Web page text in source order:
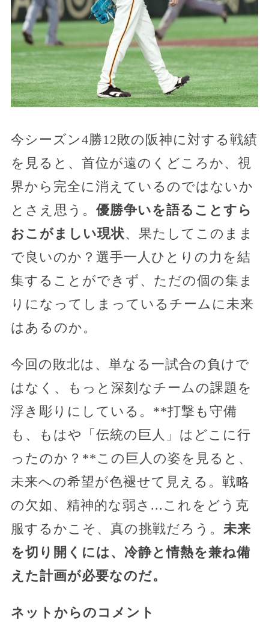
今シーズン4勝12敗の阪神に対する戦績
を見ると、首位が遠のくどころか、視
界から完全に消えているのではないか
とさえ思う。 優勝争いを語ることすら
おこがましい現状、果たしてこのまま
で良いのか？選手一人ひとりの力を結
集することができず、ただの個の集ま
りになってしまっているチームに未来
はあるのか。
今回の敗北は、単なる一試合の負けで
はなく、もっと深刻なチームの課題を
浮き彫りにしている。**打撃も守備
も、もはや「伝統の巨人」はどこに行
ったのか？**この巨人の姿を見ると、
未来への希望が色褪せて見える。戦略
の欠如、精神的な弱さ...これをどう克
服するかこそ、真の挑戦だろう。 未来
を切り開くには、冷静と情熱を兼ね備
えた計画が必要なのだ。
ネットからのコメント